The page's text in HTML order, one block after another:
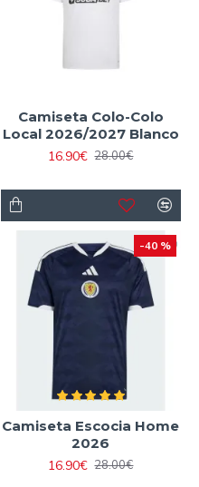
Camiseta Colo-Colo
Local 2026/2027 Blanco
16.90€ 28.00€
-40 %
Camiseta Escocia Home
2026
16.90€ 28.00€